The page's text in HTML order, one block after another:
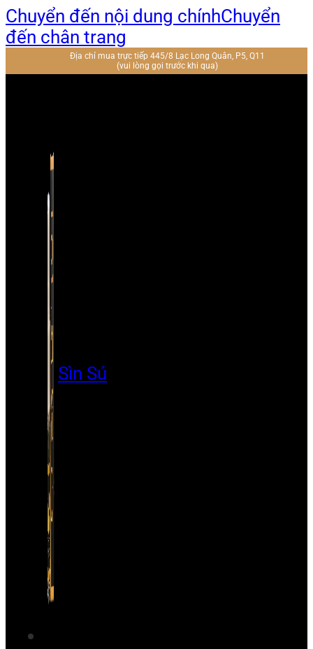
Chuyển đến nội dung chínhChuyển
đến chân trang
Địa chỉ mua trực tiếp 445/8 Lạc Long Quân, P5, Q11
(vui lòng gọi trước khi qua)
Sìn Sú